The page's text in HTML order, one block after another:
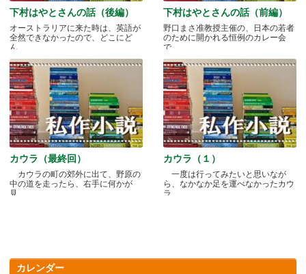
下村はやとさんの話（後編）
オーストラリアに来た時は、英語が
全然できなかったので、どこにど
ん.....
下村はやとさんの話（前編）
野口まさ准教授主催の、日本の若者
のために開かれる恒例のカレー会
で.....
カウラ（最終回）
カウラの町の郊外に出て、野原の
中の道を走ったら、右手に何かが
見.....
カウラ（１）
一度は行ってみたいと思いなが
ら、なかなか足を運べなかったカウ
ラ.....
カレンダー